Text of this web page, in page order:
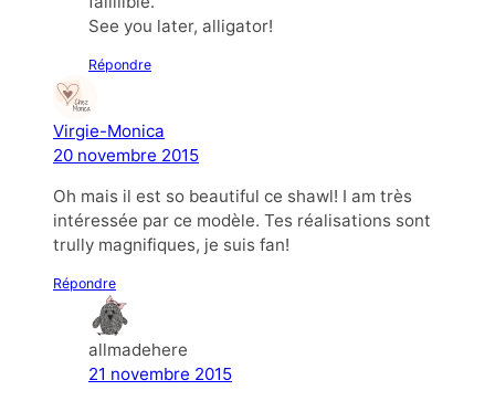
See you later, alligator!
Répondre
Virgie-Monica
20 novembre 2015
Oh mais il est so beautiful ce shawl! I am très
intéressée par ce modèle. Tes réalisations sont
trully magnifiques, je suis fan!
Répondre
allmadehere
21 novembre 2015